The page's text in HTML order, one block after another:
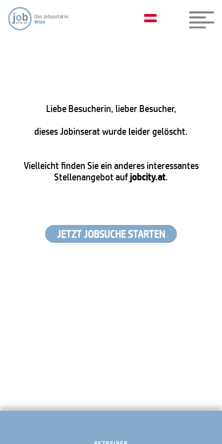
Liebe Besucherin, lieber Besucher,
dieses Jobinserat wurde leider gelöscht.
Vielleicht finden Sie ein anderes interessantes
Stellenangebot aufjobcity.at.
JETZT JOBSUCHE STARTEN